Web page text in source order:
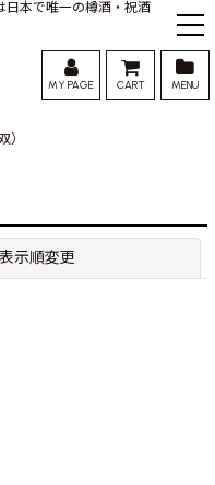
日本で唯一の樽酒・祝酒
MY PAGE CART MENU
）
表示順変更